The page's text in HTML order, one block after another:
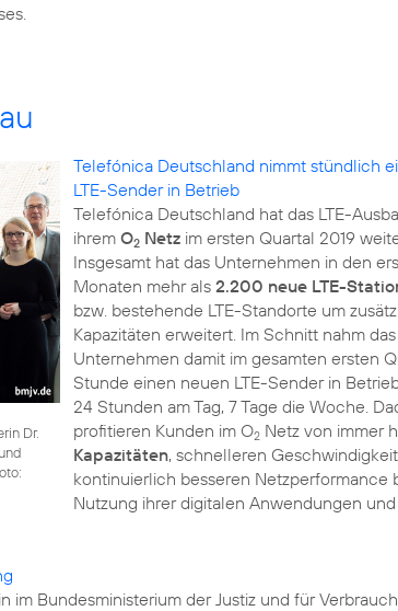
Dr.
Telefónica Deutschland nimmt stündlich
LTE-Sender in Betrieb
Telefónica Deutschland hat das LTE-
ihrem O2Netzim ersten Quartal 2019
Insgesamt hat das Unternehmen in den
Monaten mehr als 2.200 neue LTE-
bzw. bestehende LTE-Standorte um
Kapazitäten erweitert. Im Schnitt nahm das
Unternehmen damit im gesamten ersten
Stunde einen neuen LTE-Sender in
24 Stunden am Tag, 7 Tage die Woche.
profitieren Kunden im O2Netz von immer
Kapazitäten, schnelleren
kontinuierlich besseren Netzperformance
Nutzung ihrer digitalen Anwendungen
im Bundesministerium der Justiz und für